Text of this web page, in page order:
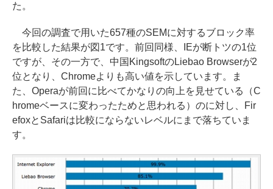
た。
今回の調査で用いた657種のSEMに対するブロック率
を比較した結果が図1です。前回同様、IEが断トツの1位
ですが、その一方で、中国KingsoftのLiebao Browserが2
位となり、Chromeよりも高い値を示しています。ま
た、Operaが前回に比べてかなりの向上を見せている（C
hromeベースに変わったためと思われる）のに対し、Fir
efoxとSafariは比較にならないレベルにまで落ちていま
す。